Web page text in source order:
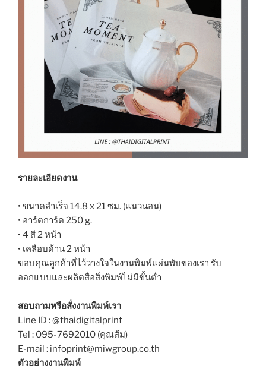
รายละเอียดงาน
• ขนาดสำเร็จ 14.8 x 21 ซม. (แนวนอน)
• อาร์ตการ์ด 250 g.
• 4 สี 2 หน้า
• เคลือบด้าน 2 หน้า
ขอบคุณลูกค้าที่ไว้วางใจในงานพิมพ์แผ่นพับของเรา รับ
ออกแบบและผลิตสื่อสิ่งพิมพ์ไม่มีขั้นต่ำ
สอบถามหรือสั่งงานพิมพ์เรา
Line ID : @thaidigitalprint
Tel : 095-7692010 (คุณส้ม)
E-mail : infoprint@miwgroup.co.th
ตัวอย่างงานพิมพ์